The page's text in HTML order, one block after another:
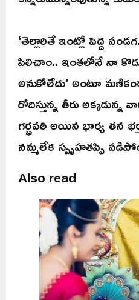
‘తెల్లారితే ఇంట్లో పెద్ద
పిలిచాం.. ఇంతలోనే నా
అనుకోలేదు’ అంటూ మణికంఠ
రోదిస్తున్న తీరు
గర్భవతి అయిన భార్య తన
నమ్మలేక స్పృహతప్పి
Also read